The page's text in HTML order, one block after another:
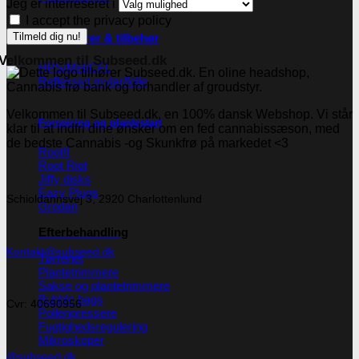
Reflektorer & tilbehør
HPS/MH/CFL
Refleksivt mylar/folie
Forspiring og plantestart
Root!t
Root Riot
Jiffy disks
Eazy Plugs
Grodan
Efterbehandling
Tørrenet
Plantetrimmere
Sakse og plantetrimmere
Bubble bags
Pollenpressere
Fugtighedsregulering
Mikroskoper
Jeg er interreseret i
I accept the privacy policy
til Subseed.dk
Velkommen til Subseed.dk, en 100% dansk Webshop. Vi står
klar til at indfri dine ønsker om en fed cannabissæson, med
de bedste Cannabis -og Skunkfrø på markedet <3
Schioldannsvej 3, 2920 Charlottenlund
Kontakt@subseed.dk
Cvr: 40690956